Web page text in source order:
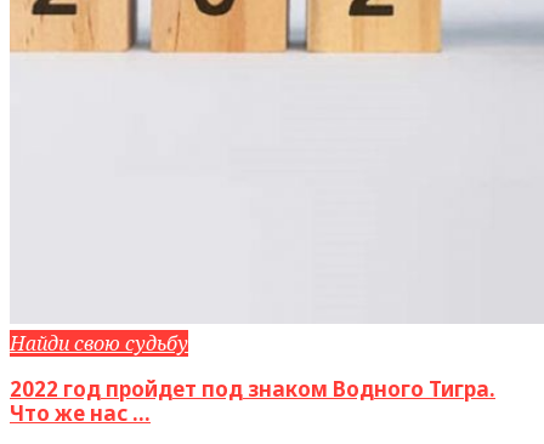
Найди свою судьбу
2022 год пройдет под знаком Водного Тигра.
Что же нас ...